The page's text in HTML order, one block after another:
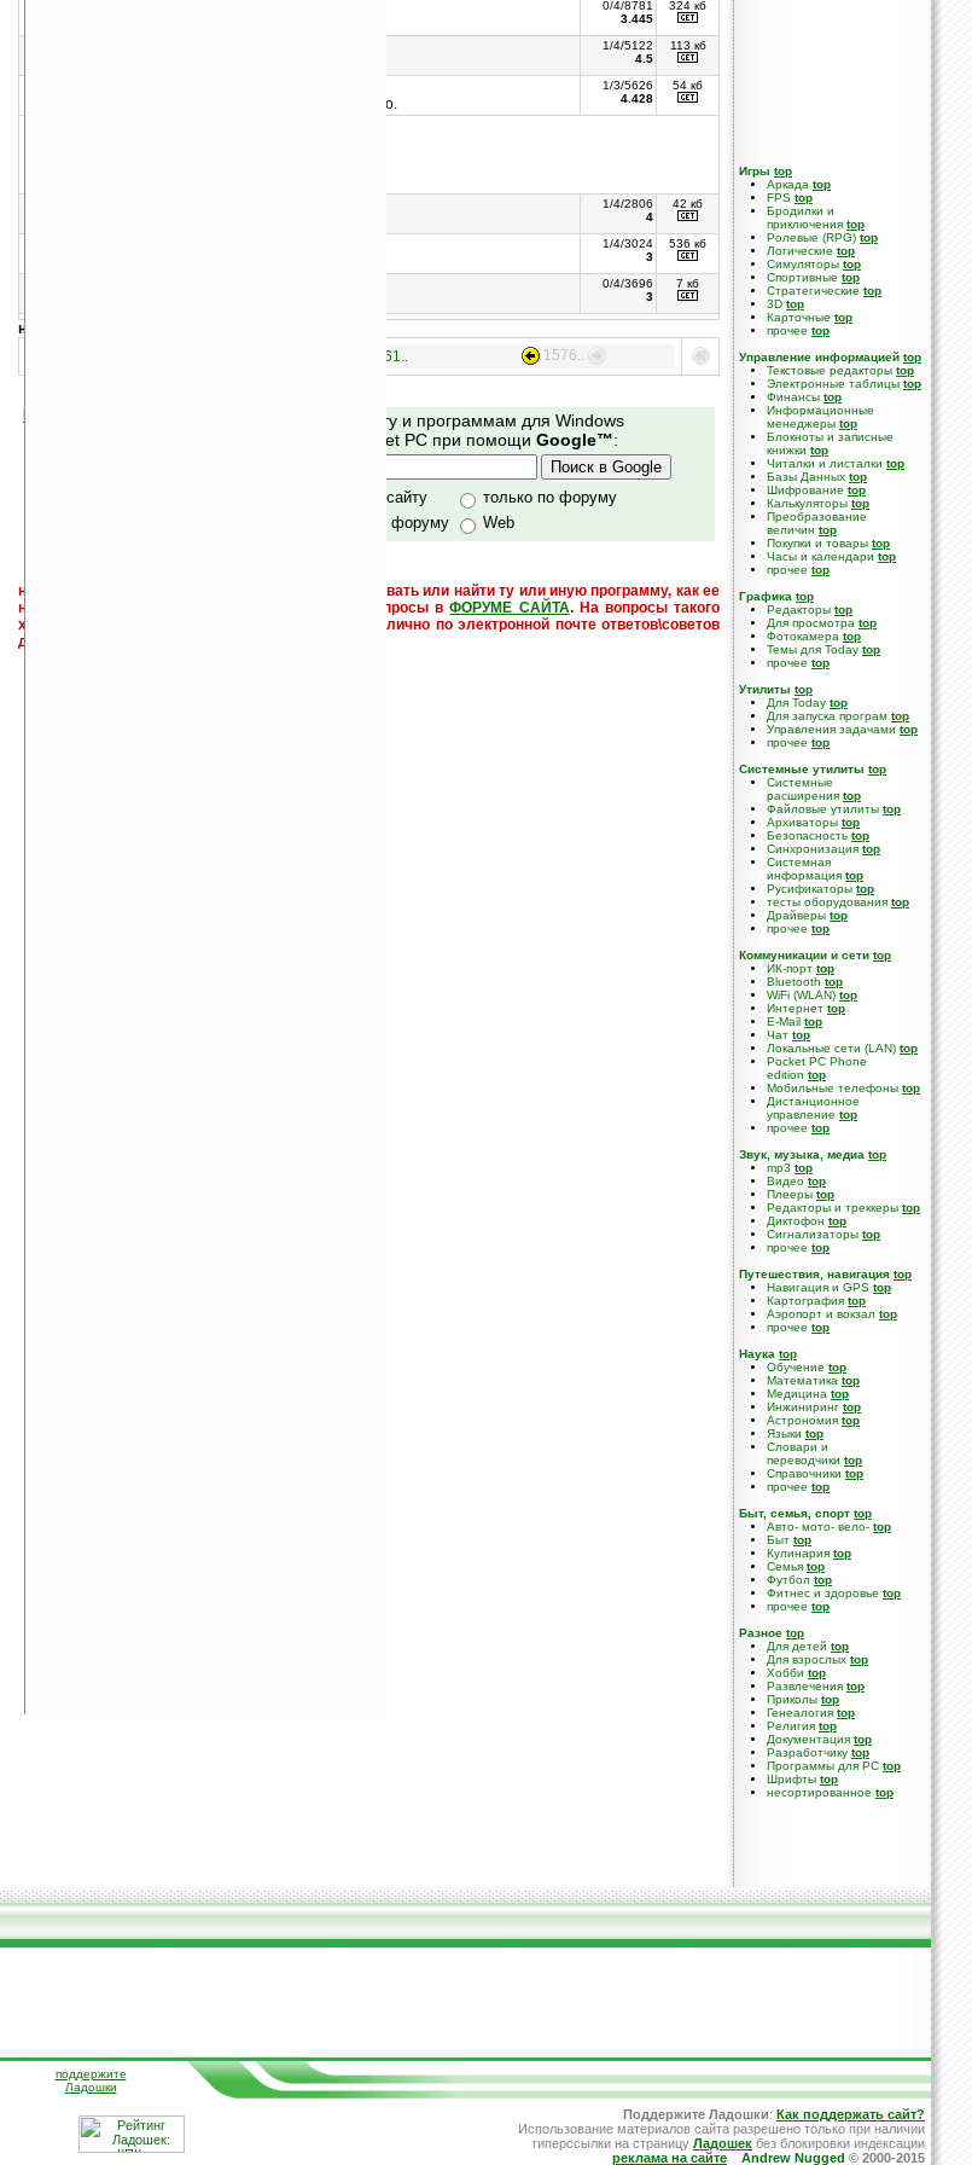
0/4/8781
3.445
324 кб
1/4/5122
4.5
113 кб
Знаете что такое Bejeweled? Теперь бесплатно.
1/3/5626
4.428
54 кб
1/4/2806
4
42 кб
1/4/3024
3
536 кб
0/4/3696
3
7 кб
навигация:
1561.. 1576..
Поиск по сайту и программам для Windows
Mobile и Pocket PC при помощи Google™:
только по сайту
только по форуму
по сайту и форуму
Web
не забывайте, что если Вы не знаете как использовать или найти ту или иную программу, как ее
настроить и с ней разобраться - пишите свои вопросы вФОРУМЕ САЙТА. На вопросы такого
характера менеджеры разделов или автор сайта лично по электронной почте ответов\советов
давать всем не успевают физически.
Игры top
Аркада top
FPS top
Бродилки и
приключения top
Ролевые (RPG) top
Логические top
Симуляторы top
Спортивные top
Стратегические top
3D top
Карточные top
прочее top
Управление информацией top
Текстовые редакторы top
Электронные таблицы top
Финансы top
Информационные
менеджеры top
Блокноты и записные
книжки top
Читалки и листалки top
Базы Данных top
Шифрование top
Калькуляторы top
Преобразование
величин top
Покупки и товары top
Часы и календари top
прочее top
Графика top
Редакторы top
Для просмотра top
Фотокамера top
Темы для Today top
прочее top
Утилиты top
Для Today top
Для запуска програм top
Управления задачами top
прочее top
Системные утилиты top
Cистемные
расширения top
Файловые утилиты top
Архиваторы top
Безопасность top
Синхронизация top
Системная
информация top
Русификаторы top
тесты оборудования top
Драйверы top
прочее top
Коммуникации и сети top
ИК-порт top
Bluetooth top
WiFi (WLAN) top
Интернет top
E-Mail top
Чат top
Локальные сети (LAN) top
Pocket PC Phone
edition top
Мобильные телефоны top
Дистанционное
управление top
прочее top
Звук, музыка, медиа top
mp3 top
Видео top
Плееры top
Редакторы и треккеры top
Диктофон top
Сигнализаторы top
прочее top
Путешествия, навигация top
Навигация и GPS top
Картография top
Аэропорт и вокзал top
прочее top
Наука top
Обучение top
Математика top
Медицина top
Инжиниринг top
Астрономия top
Языки top
Словари и
переводчики top
Справочники top
прочее top
Быт, семья, спорт top
Авто- мото- вело- top
Быт top
Кулинария top
Семья top
Футбол top
Фитнес и здоровье top
прочее top
Разное top
Для детей top
Для взрослых top
Хобби top
Развлечения top
Приколы top
Генеалогия top
Религия top
Документация top
Разработчику top
Программы для PC top
Шрифты top
несортированное top
поддержите
Ладошки
Поддержите Ладошки: Как поддержать сайт?
Использование материалов сайта разрешено только при наличии
гиперссылки на страницу Ладошек без блокировки индексации
реклама на сайте
Andrew Nugged © 2000-2015